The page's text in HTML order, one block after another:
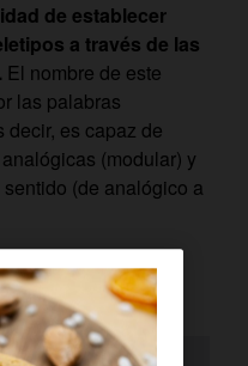
de establecer
a través de las
El nombre de este
las palabras
decir, es capaz de
(modular) y
(de analógico a